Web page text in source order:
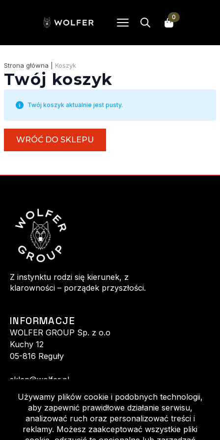
0
Strona główna Koszyk
Twój koszyk
Twój koszyk aktualnie jest pusty.
WRÓĆ DO SKLEPU
Z instynktu rodzi się kierunek, z
klarowności – porządek przyszłości.
INFORMACJE
WOLFER GROUP Sp. z o.o
Kuchy 12
05-816 Reguły
sklep@wolfer.pl
+48 513 520 140
+48 602 152 770
Regulamin